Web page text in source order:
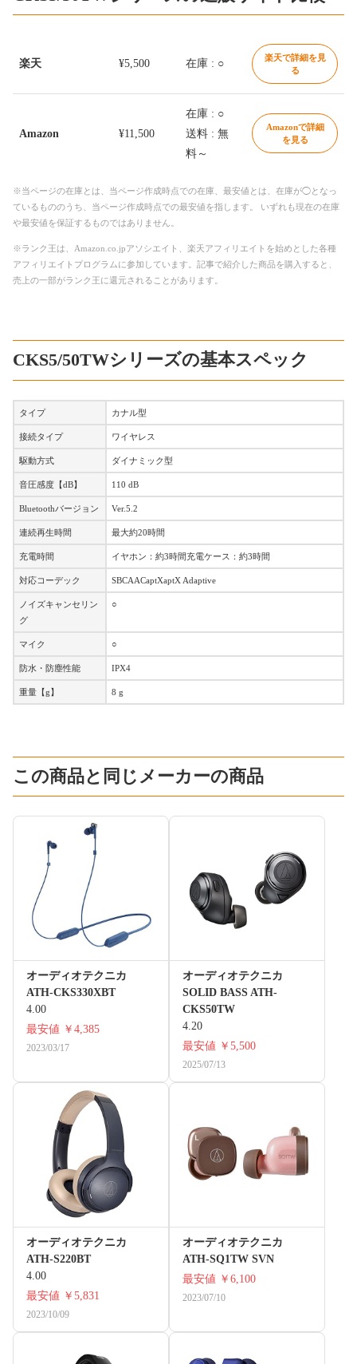
楽天 ¥5,500 在庫 : ○
楽天で詳細を見
る
Amazon ¥11,500
在庫 : ○
送料 : 無
料～
Amazonで詳細
を見る
※当ページの在庫とは、当ページ作成時点での在庫、最安値とは、在庫が◯となっ
ているもののうち、当ページ作成時点での最安値を指します。 いずれも現在の在庫
や最安値を保証するものではありません。
※ランク王は、Amazon.co.jpアソシエイト、楽天アフィリエイトを始めとした各種
アフィリエイトプログラムに参加しています。記事で紹介した商品を購入すると、
売上の一部がランク王に還元されることがあります。
CKS5/50TWシリーズの基本スペック
タイプ カナル型
接続タイプ ワイヤレス
駆動方式 ダイナミック型
音圧感度【dB】 110 dB
Bluetoothバージョン Ver.5.2
連続再生時間 最大約20時間
充電時間 イヤホン：約3時間充電ケース：約3時間
対応コーデック SBCAACaptXaptX Adaptive
ノイズキャンセリン
グ
○
マイク ○
防水・防塵性能 IPX4
重量【g】 8 g
この商品と同じメーカーの商品
オーディオテクニカ
ATH-CKS330XBT
4.00
最安値 ￥4,385
2023/03/17
オーディオテクニカ
SOLID BASS ATH-
CKS50TW
4.20
最安値 ￥5,500
2025/07/13
オーディオテクニカ
ATH-S220BT
4.00
最安値 ￥5,831
2023/10/09
オーディオテクニカ
ATH-SQ1TW SVN
最安値 ￥6,100
2023/07/10